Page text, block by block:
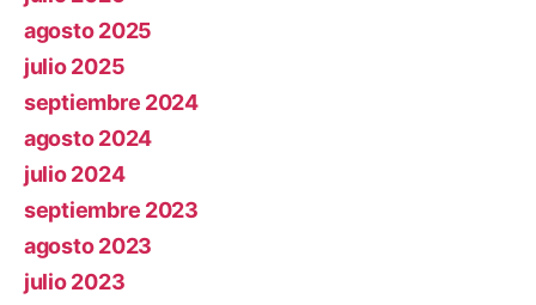
agosto 2025
julio 2025
septiembre 2024
agosto 2024
julio 2024
septiembre 2023
agosto 2023
julio 2023